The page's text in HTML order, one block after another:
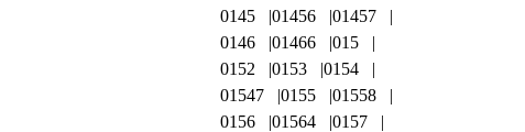
0145
01456
01457
0146
01466
015
0152
0153
0154
01547
0155
01558
0156
01564
0157